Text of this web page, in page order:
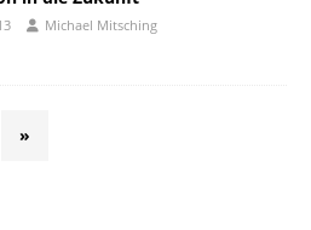
Michael Mitsching
»